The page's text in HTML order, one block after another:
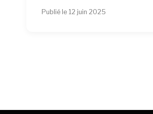
Publié le 12 juin 2025